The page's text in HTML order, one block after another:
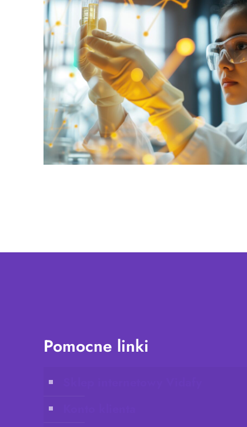
Pomocne linki